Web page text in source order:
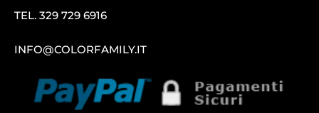
TEL. 329 729 6916
INFO@COLORFAMILY.IT